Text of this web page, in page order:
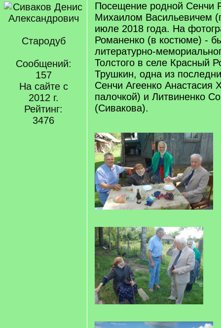
Стародуб
Сообщений:
157
На сайте с
2012 г.
Рейтинг:
3476
Посещение родной Сенчи
Михаилом Васильевичем
июле 2018 года. На
Романенко (в костюме) -
литературно-
Толстого в селе Красный
Трушкин, одна из
Сенчи Агеенко Анастасия
палочкой) и Литвиненко
(Сивакова).